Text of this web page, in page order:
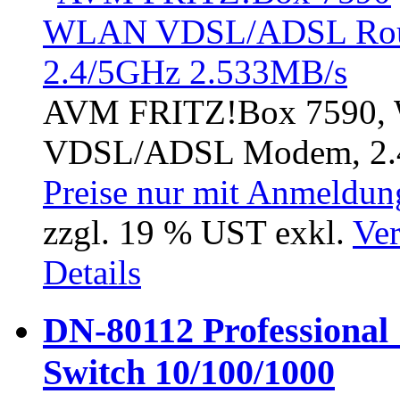
AVM FRITZ!Box 7590,
VDSL/ADSL Modem,
Preise nur mit
zzgl. 19 % UST exkl.
Details
DN-80112
Switch 10/100/1000